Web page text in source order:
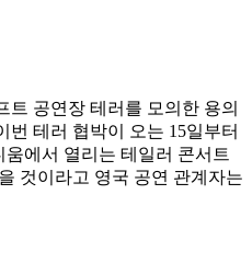
트 공연장 테러를 모의한 용의
번 테러 협박이 오는 15일부터
에서 열리는 테일러 콘서트
것이라고 영국 공연 관계자는